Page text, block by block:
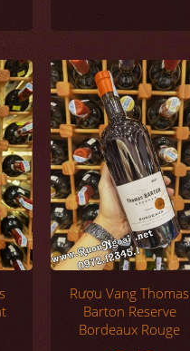
Rượu Vang Thomas
Barton Reserve
Bordeaux Rouge